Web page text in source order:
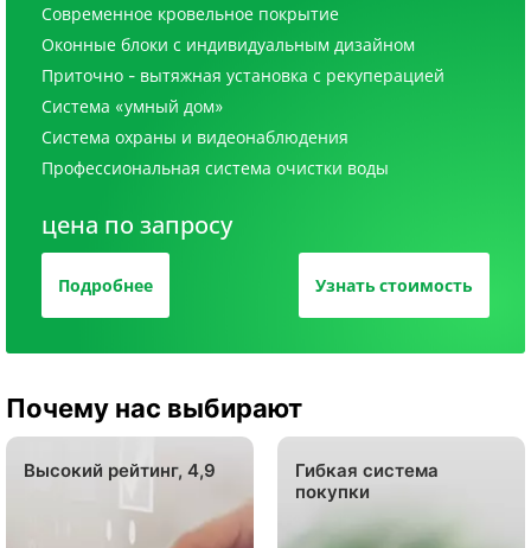
Современное кровельное покрытие
Оконные блоки с индивидуальным дизайном
Приточно - вытяжная установка с рекуперацией
Система «умный дом»
Система охраны и видеонаблюдения
Профессиональная система очистки воды
цена по запросу
Подробнее Узнать стоимость
Почему нас выбирают
Высокий рейтинг, 4,9
Гибкая система
покупки